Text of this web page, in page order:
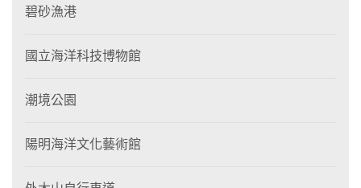
碧砂漁港
國立海洋科技博物館
潮境公園
陽明海洋文化藝術館